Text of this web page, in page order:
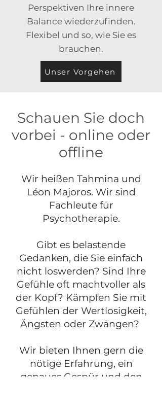
Perspektiven Ihre innere
Balance wiederzufinden.
Flexibel und so, wie Sie es
brauchen.
Unser Vorgehen
Schauen Sie doch
vorbei - online oder
offline
Wir heißen Tahmina und
Léon Majoros. Wir sind
Fachleute für
Psychotherapie.
Gibt es belastende
Gedanken, die Sie einfach
nicht loswerden? Sind Ihre
Gefühle oft machtvoller als
der Kopf? Kämpfen Sie mit
Gefühlen der Wertlosigkeit,
Ängsten oder Zwängen?
Wir bieten Ihnen gern die
nötige Erfahrung, ein
genaues Gespür und den